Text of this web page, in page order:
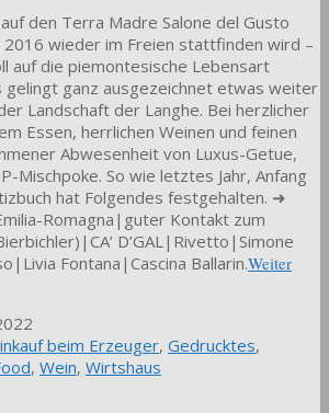
den Terra Madre Salone del Gusto
wieder im Freien stattfinden wird –
auf die piemontesische Lebensart
gelingt ganz ausgezeichnet etwas weiter
Landschaft der Langhe. Bei herzlicher
Essen, herrlichen Weinen und feinen
Abwesenheit von Luxus-Getue,
Mischpoke. So wie letztes Jahr, Anfang
hat Folgendes festgehalten. ➜
Romagna|guter Kontakt zum
D’GAL|Rivetto|Simone
Fontana|Cascina Ballarin.Weiter
beim Erzeuger, Gedrucktes,
, Wein, Wirtshaus